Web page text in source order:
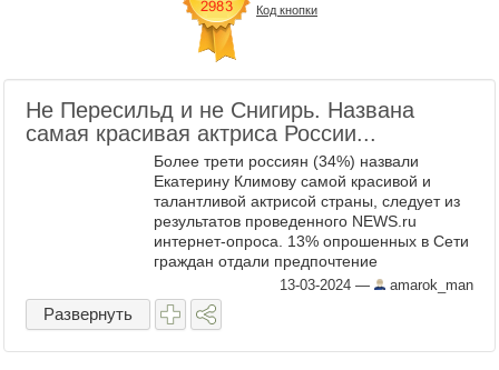
Рейтинги
Архив
Фототоп
Код кнопки
Не Пересильд и не Снигирь. Названа
самая красивая актриса России...
Более трети россиян (34%) назвали
Екатерину Климову самой красивой и
талантливой актрисой страны, следует из
результатов проведенного NEWS.ru
интернет-опроса. 13% опрошенных в Сети
граждан отдали предпочтение
заслуженной артистке России Светлане
Ходченковой. В число самых ...
13-03-2024 — amarok_man
Развернуть